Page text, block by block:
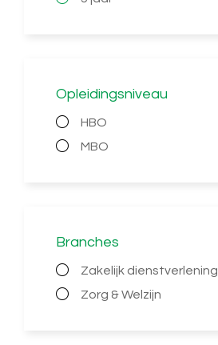
Opleidingsniveau
HBO
MBO
Branches
Zakelijk dienstverlening
Zorg & Welzijn